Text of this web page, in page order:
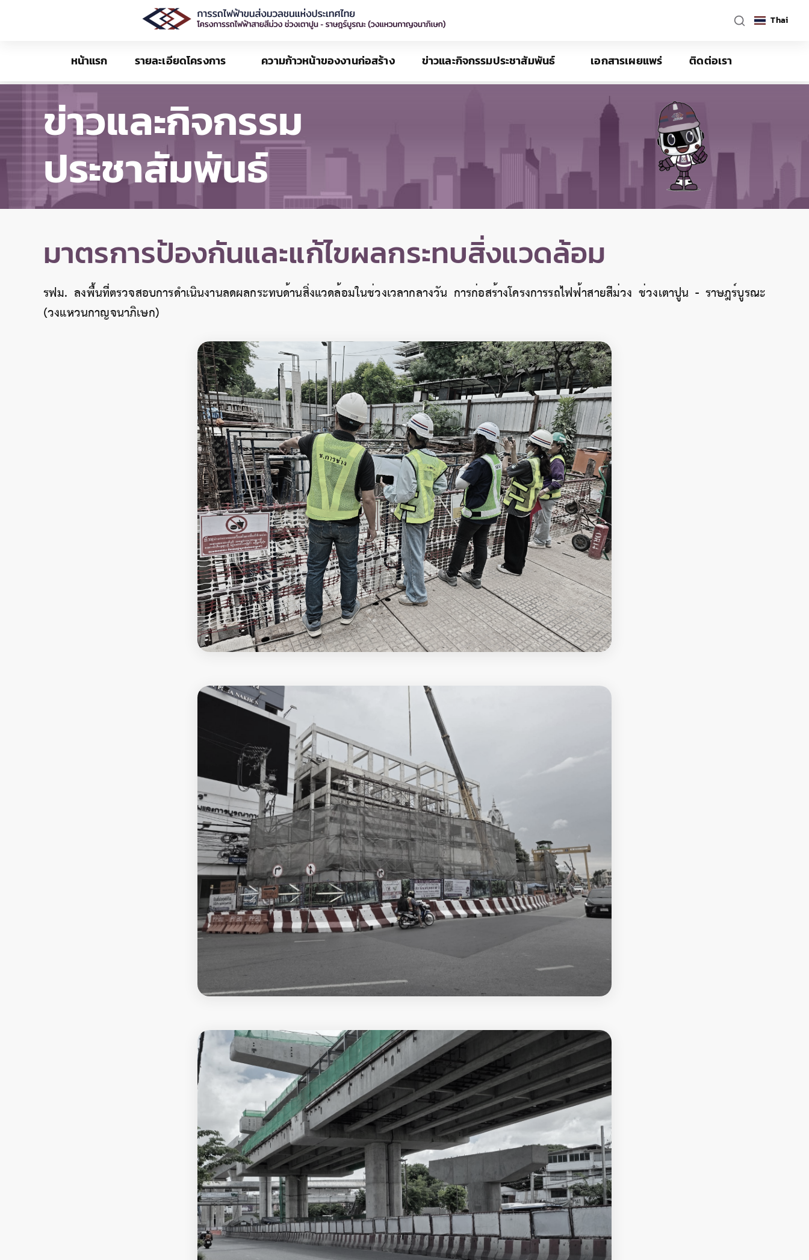
Thai
หน้าแรก รายละเอียดโครงการ ความก้าวหน้าของงานก่อสร้าง ข่าวและกิจกรรมประชาสัมพันธ์ เอกสารเผยแพร่ ติดต่อเรา
ข่าวและกิจกรรม
ประชาสัมพันธ์
มาตรการป้องกันและแก้ไขผลกระทบสิ่งแวดล้อม
รฟม. ลงพื้นที่ตรวจสอบการดำเนินงานลดผลกระทบด้านสิ่งแวดล้อมในช่วงเวลากลางวัน การก่อสร้างโครงการรถไฟฟ้าสายสีม่วง ช่วงเตาปูน - ราษฎร์บูรณะ
(วงแหวนกาญจนาภิเษก)